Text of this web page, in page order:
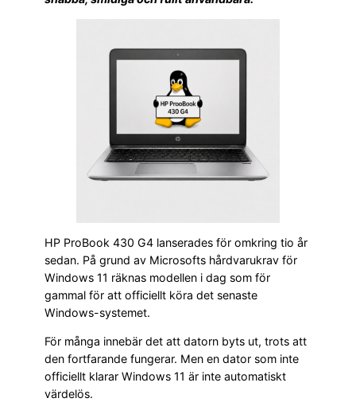
HP ProBook 430 G4 lanserades för omkring tio år
sedan. På grund av Microsofts hårdvarukrav för
Windows 11 räknas modellen i dag som för
gammal för att officiellt köra det senaste
Windows-systemet.
För många innebär det att datorn byts ut, trots att
den fortfarande fungerar. Men en dator som inte
officiellt klarar Windows 11 är inte automatiskt
värdelös.